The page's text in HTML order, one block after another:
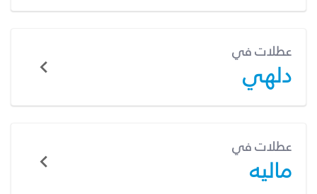
عطلات في
دلهي
عطلات في
ماليه